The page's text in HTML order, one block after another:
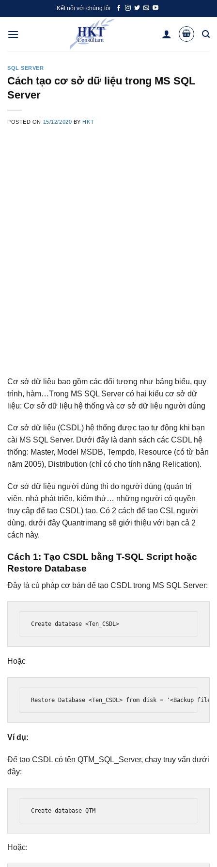
to
content
Kết nối với chúng tôi
SQL SERVER
Cách tạo cơ sở dữ liệu trong MS SQL
Server
POSTED ON 15/12/2020 BY HKT
Cơ sở dữ liệu bao gồm các đối tượng như bảng biểu, quy
trình, hàm…Trong MS SQL Server có hai kiểu cơ sở dữ
liệu: Cơ sở dữ liệu hệ thống và cơ sở dữ liệu người dùng
Cơ sở dữ liệu (CSDL) hệ thống được tạo tự động khi bạn
cài MS SQL Server. Dưới đây là danh sách các CSDL hệ
thống: Master, Model MSDB, Tempdb, Resource (có từ bản
năm 2005), Distribution (chỉ có cho tính năng Relication).
Cơ sở dữ liệu người dùng thì do người dùng (quản trị
viên, nhà phát triển, kiểm thử… những người có quyền
truy cập để tạo CSDL) tạo. Có 2 cách để tạo CSL người
dùng, dưới đây Quantrimang sẽ giới thiệu với bạn cả 2
cách này.
Cách 1: Tạo CSDL bằng T-SQL Script hoặc
Restore Database
Đây là cú pháp cơ bản để tạo CSDL trong MS SQL Server:
Create database <Ten_CSDL>
Hoặc
Restore Database <Ten_CSDL> from disk = '<Backup file
Ví dụ:
Để tạo CSDL có tên QTM_SQL_Server, chạy truy vấn dưới
đây:
Create database QTM
Hoặc: